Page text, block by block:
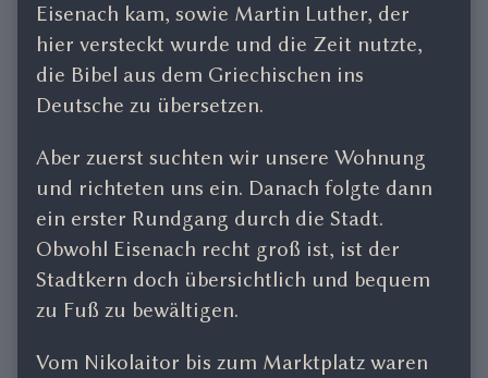
Eisenach kam, sowie Martin Luther, der
hier versteckt wurde und die Zeit nutzte,
die Bibel aus dem Griechischen ins
Deutsche zu übersetzen.
Aber zuerst suchten wir unsere Wohnung
und richteten uns ein. Danach folgte dann
ein erster Rundgang durch die Stadt.
Obwohl Eisenach recht groß ist, ist der
Stadtkern doch übersichtlich und bequem
zu Fuß zu bewältigen.
Vom Nikolaitor bis zum Marktplatz waren